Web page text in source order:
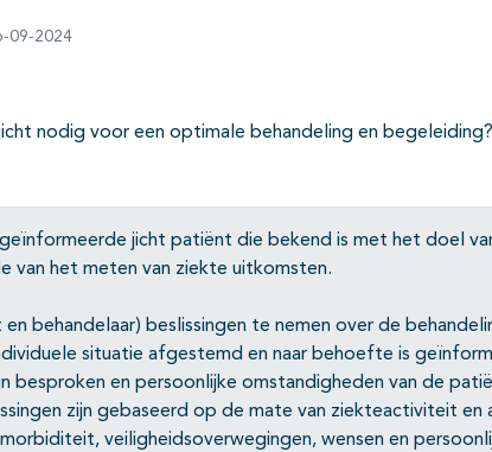
09-2024
nodig voor een optimale behandeling en begeleiding?
jicht patiënt die bekend is met het doel
van het meten van ziekte uitkomsten.
behandelaar) beslissingen te nemen over de
situatie afgestemd en naar behoefte is
besproken en persoonlijke omstandigheden van de
zijn gebaseerd op de mate van ziekteactiviteit en
veiligheidsoverwegingen, wensen en